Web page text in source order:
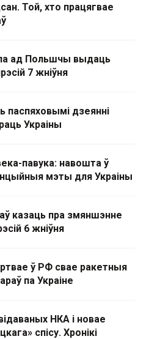
Той, хто працягвае
ад Польшчы выдаць
7 жніўня
паспяховымі дзеянні
Украіны
павука: навошта ў
мэты для Украіны
казаць пра змяншэнне
6 жніўня
ў РФ свае ракетныя
па Украіне
НКА і новае
спісу. Хронікі